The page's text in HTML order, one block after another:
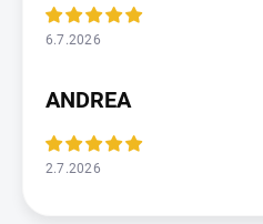
6.7.2026
ANDREA
2.7.2026